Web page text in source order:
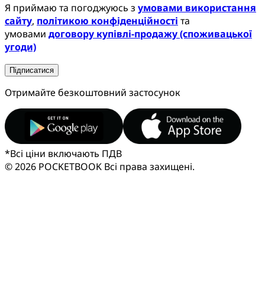
Я приймаю та погоджуюсь з умовами використання
сайту, політикою конфіденційності та
умовами договору купівлі-продажу (споживацької
угоди)
Підписатися
Отримайте безкоштовний застосунок
*Всі ціни включають ПДВ
© 2026 POCKETBOOK Всі права захищені.